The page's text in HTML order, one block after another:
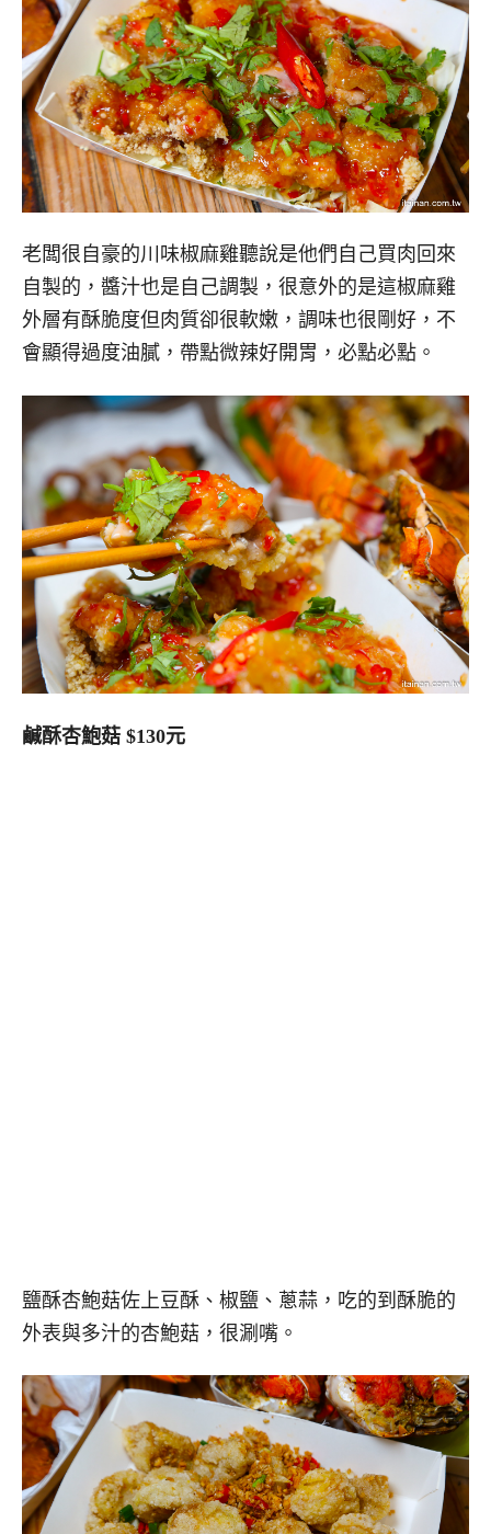
老闆很自豪的川味椒麻雞聽說是他們自己買肉回來
自製的，醬汁也是自己調製，很意外的是這椒麻雞
外層有酥脆度但肉質卻很軟嫩，調味也很剛好，不
會顯得過度油膩，帶點微辣好開胃，必點必點。
鹹酥杏鮑菇 $130元
鹽酥杏鮑菇佐上豆酥、椒鹽、蔥蒜，吃的到酥脆的
外表與多汁的杏鮑菇，很涮嘴。